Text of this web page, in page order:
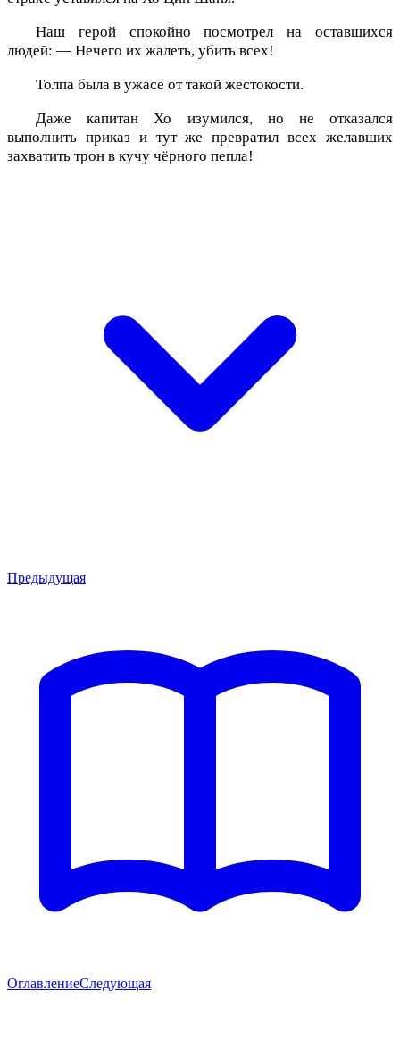
Наш герой спокойно посмотрел на оставшихся
людей: — Нечего их жалеть, убить всех!
Толпа была в ужасе от такой жестокости.
Даже капитан Хо изумился, но не отказался
выполнить приказ и тут же превратил всех желавших
захватить трон в кучу чёрного пепла!
Предыдущая
ОглавлениеСледующая